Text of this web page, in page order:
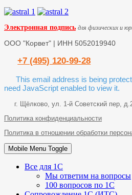
Электронная подпись для физических и
ООО "Корвет" | ИНН 5052019940
+7 (495) 120-99-28
This email address is being
need JavaScript enabled to view it.
г. Щёлково, ул. 1-й Советский пер,
Политика конфиденциальности
Политика в отношении обработки
Mobile Menu Toggle
Все для 1С
Мы ответим на вопросы
100 вопросов по 1С